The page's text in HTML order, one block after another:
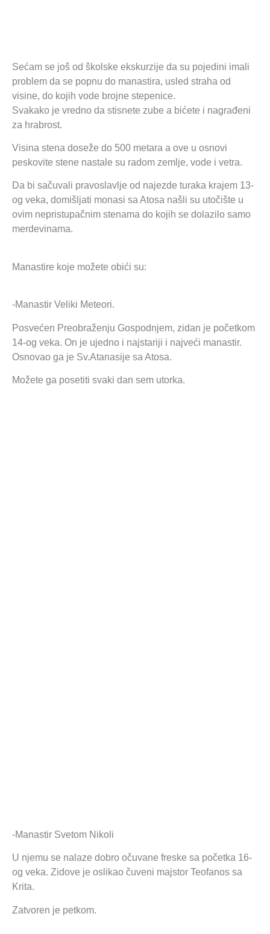
Sećam se još od školske ekskurzije da su pojedini imali
problem da se popnu do manastira, usled straha od
visine, do kojih vode brojne stepenice.
Svakako je vredno da stisnete zube a bićete i nagrađeni
za hrabrost.
Visina stena doseže do 500 metara a ove u osnovi
peskovite stene nastale su radom zemlje, vode i vetra.
Da bi sačuvali pravoslavlje od najezde turaka krajem 13-
og veka, domišljati monasi sa Atosa našli su utočište u
ovim nepristupačnim stenama do kojih se dolazilo samo
merdevinama.
Manastire koje možete obići su:
-Manastir Veliki Meteori.
Posvećen Preobraženju Gospodnjem, zidan je početkom
14-og veka. On je ujedno i najstariji i najveći manastir.
Osnovao ga je Sv.Atanasije sa Atosa.
Možete ga posetiti svaki dan sem utorka.
-Manastir Svetom Nikoli
U njemu se nalaze dobro očuvane freske sa početka 16-
og veka. Zidove je oslikao čuveni majstor Teofanos sa
Krita.
Zatvoren je petkom.